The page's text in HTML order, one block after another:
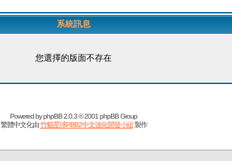
系統訊息
您選擇的版面不存在
Powered byphpBB2.0.3 © 2001 phpBB Group
繁體中文化由竹貓星球PBB2中文強化開發小組製作